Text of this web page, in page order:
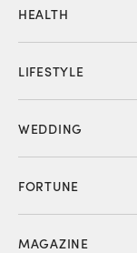
HEALTH
LIFESTYLE
WEDDING
FORTUNE
MAGAZINE